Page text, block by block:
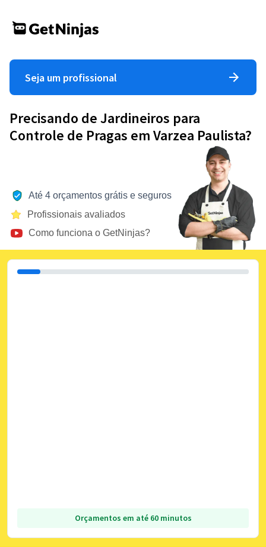
Seja um profissional
Precisando de Jardineiros para
Controle de Pragas em Varzea Paulista?
Até 4 orçamentos grátis e seguros
Profissionais avaliados
Como funciona o GetNinjas?
Orçamentos em até 60 minutos